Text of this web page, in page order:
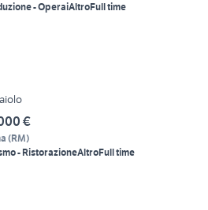
- OperaiAltroFull time
€
(RM)
- RistorazioneAltroFull time